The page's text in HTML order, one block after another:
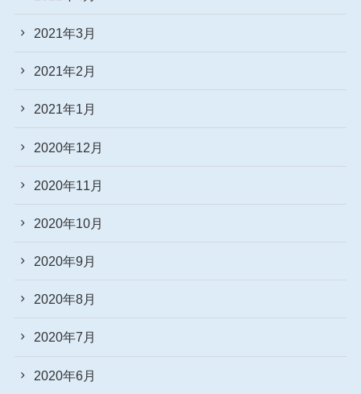
2021年3月
2021年2月
2021年1月
2020年12月
2020年11月
2020年10月
2020年9月
2020年8月
2020年7月
2020年6月